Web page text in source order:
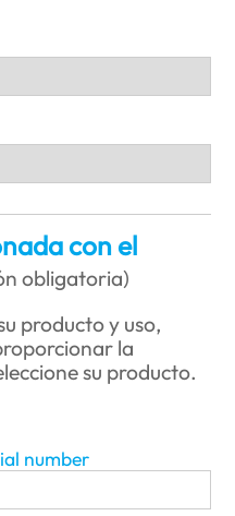
con el
obligatoria)
producto y uso,
la
su producto.
number